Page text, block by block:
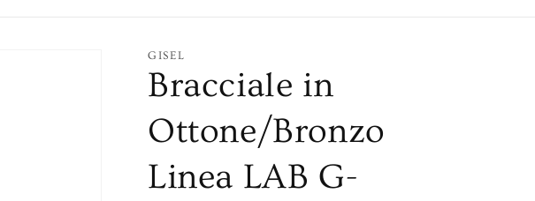
GISEL
Bracciale in
Ottone/Bronzo
Linea LAB G-